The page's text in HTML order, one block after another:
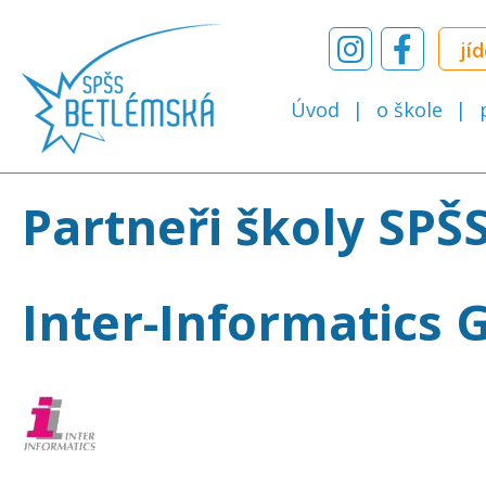
Úvod o škole
Partneři školy
Inter-Informatics